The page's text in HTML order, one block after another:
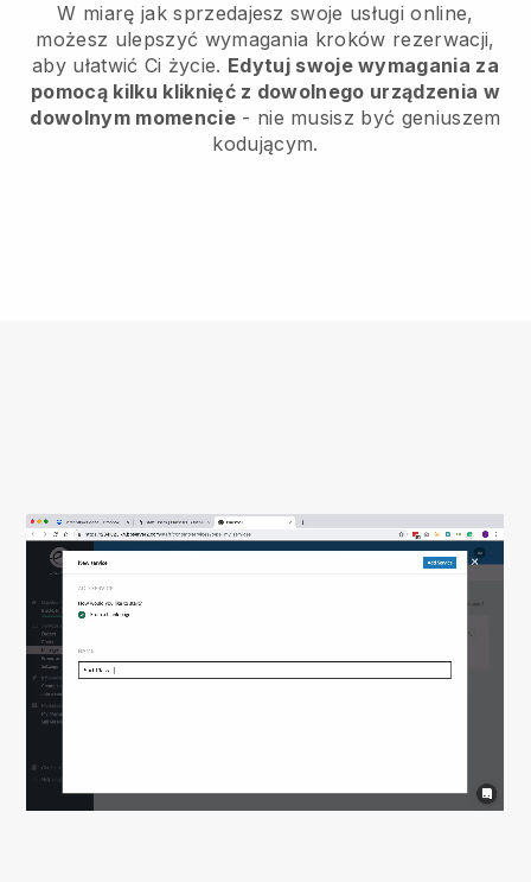
W miarę jak sprzedajesz swoje usługi online,
możesz ulepszyć wymagania kroków rezerwacji,
aby ułatwić Ci życie. Edytuj swoje wymagania za
pomocą kilku kliknięć z dowolnego urządzenia w
dowolnym momencie- nie musisz być geniuszem
kodującym.